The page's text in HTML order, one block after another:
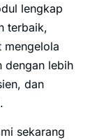
lengkap
terbaik,
mengelola
dengan lebih
dan
sekarang